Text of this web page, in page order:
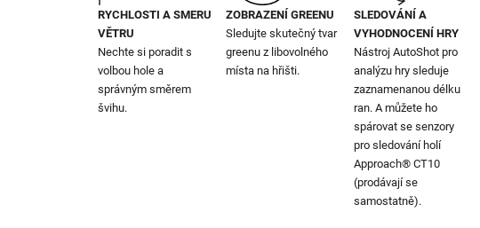
RYCHLOSTI A SMERU
VĚTRU
Nechte si poradit s
volbou hole a
správným směrem
švihu.
ZOBRAZENÍ GREENU
Sledujte skutečný tvar
greenu z libovolného
místa na hřišti.
SLEDOVÁNÍ A
VYHODNOCENÍ HRY
Nástroj AutoShot pro
analýzu hry sleduje
zaznamenanou délku
ran. A můžete ho
spárovat se senzory
pro sledování holí
Approach® CT10
(prodávají se
samostatně).